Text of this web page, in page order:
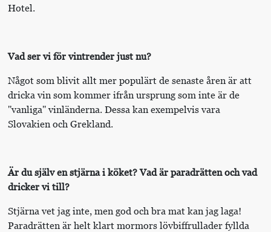
Hotel.
Vad ser vi för vintrender just nu?
Något som blivit allt mer populärt de senaste åren är att
dricka vin som kommer ifrån ursprung som inte är de
''vanliga'' vinländerna. Dessa kan exempelvis vara
Slovakien och Grekland.
Är du själv en stjärna i köket? Vad är paradrätten och vad
dricker vi till?
Stjärna vet jag inte, men god och bra mat kan jag laga!
Paradrätten är helt klart mormors lövbiffrullader fyllda